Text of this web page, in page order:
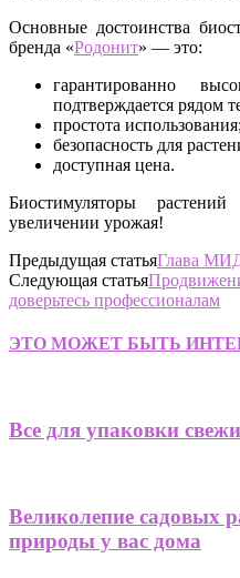
Основные достоинства
бренда «Родонит» — это:
гарантированно
подтверждается рядом
простота использования;
безопасность для
доступная цена.
Биостимуляторы
увеличении урожая!
Предыдущая статьяГлава
Следующая статья
доверьтесь профессионалам
ЭТО МОЖЕТ БЫТЬ
Все для упаковки
Великолепие садовых
природы у вас дома